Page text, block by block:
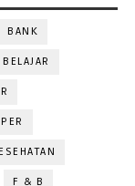
BANK
F & B